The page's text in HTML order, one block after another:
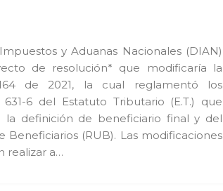
y Aduanas Nacionales (DIAN)
de resolución* que modificaría la
de 2021, la cual reglamentó los
6 del Estatuto Tributario (E.T.) que
la definición de beneficiario final y del
Beneficiarios (RUB). Las modificaciones
realizar a…